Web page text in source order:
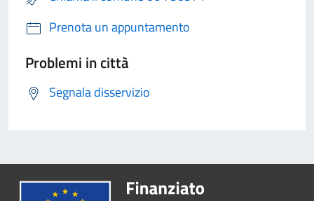
Prenota un appuntamento
Problemi in città
Segnala disservizio